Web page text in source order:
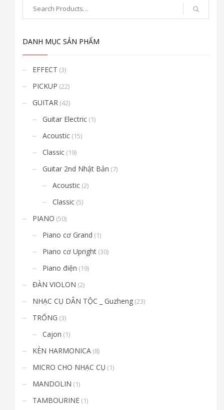
DANH MỤC SẢN PHẨM
EFFECT (3)
PICKUP (22)
GUITAR (42)
Guitar Electric (1)
Acoustic (15)
Classic (19)
Guitar 2nd Nhật Bản (7)
Acoustic (2)
Classic (5)
PIANO (50)
Piano cơ Grand (1)
Piano cơ Upright (30)
Piano điện (19)
ĐÀN VIOLON (2)
NHẠC CỤ DÂN TỘC _ Guzheng (23)
TRỐNG (3)
Cajon (1)
KÈN HARMONICA (8)
MICRO CHO NHẠC CỤ (1)
MANDOLIN (1)
TAMBOURINE (1)